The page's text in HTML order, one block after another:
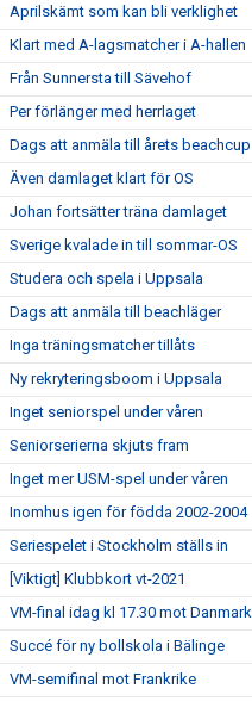
Aprilskämt som kan bli verklighet
Klart med A-lagsmatcher i A-hallen
Från Sunnersta till Sävehof
Per förlänger med herrlaget
Dags att anmäla till årets beachcup
Även damlaget klart för OS
Johan fortsätter träna damlaget
Sverige kvalade in till sommar-OS
Studera och spela i Uppsala
Dags att anmäla till beachläger
Inga träningsmatcher tillåts
Ny rekryteringsboom i Uppsala
Inget seniorspel under våren
Seniorserierna skjuts fram
Inget mer USM-spel under våren
Inomhus igen för födda 2002-2004
Seriespelet i Stockholm ställs in
[Viktigt] Klubbkort vt-2021
VM-final idag kl 17.30 mot Danmark
Succé för ny bollskola i Bälinge
VM-semifinal mot Frankrike